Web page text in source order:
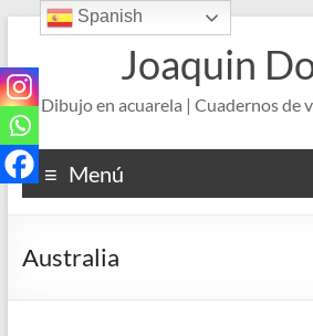
Saltar
contenido
Joaquin
Dibujo en acuarela | Cuadernos de
Menú
Australia
Spanish